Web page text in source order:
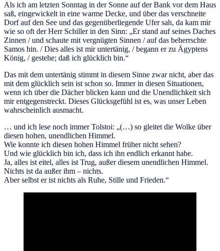
Als ich am letzten Sonntag in der Sonne auf der Bank vor dem Haus
saß, eingewickelt in eine warme Decke, und über das verschneite
Dorf auf den See und das gegenüberliegende Ufer sah, da kam mir
wie so oft der Herr Schiller in den Sinn: „Er stand auf seines Daches
Zinnen / und schaute mit vergnügten Sinnen / auf das beherrschte
Samos hin. / Dies alles ist mir untertänig, / begann er zu Ägyptens
König, / gestehe; daß ich glücklich bin.“
Das mit dem untertänig stimmt in diesem Sinne zwar nicht, aber das
mit dem glücklich sein ist schon so. Immer in diesen Situationen,
wenn ich über die Dächer blicken kann und die Unendlichkeit sich
mir entgegenstreckt. Dieses Glücksgefühl ist es, was unser Leben
wahrscheinlich ausmacht.
… und ich lese noch immer Tolstoi: „(…) so gleitet die Wolke über
diesen hohen, unendlichen Himmel.
Wie konnte ich diesen hohen Himmel früher nicht sehen?
Und wie glücklich bin ich, dass ich ihn endlich erkannt habe.
Ja, alles ist eitel, alles ist Trug, außer diesem unendlichen Himmel.
Nichts ist da außer ihm – nichts.
Aber selbst er ist nichts als Ruhe, Stille und Frieden.“